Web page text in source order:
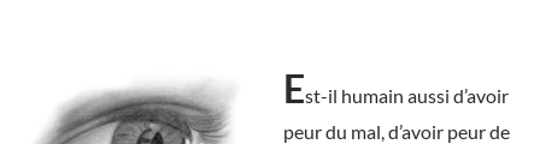
Est-il humain aussi d’avoir
peur du mal, d’avoir peur de